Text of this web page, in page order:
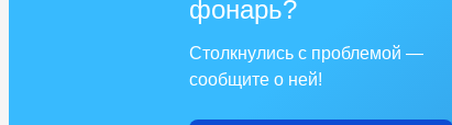
фонарь?
Столкнулись с проблемой —
сообщите о ней!